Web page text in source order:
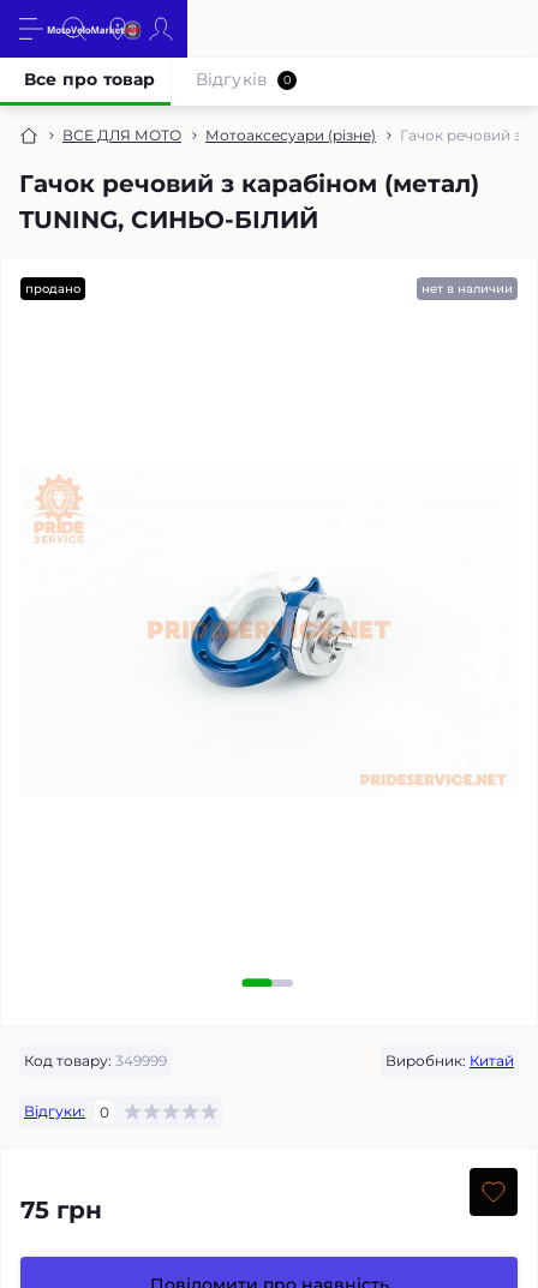
ВСЕ ДЛЯ МОТО Мотоаксесуари (різне) Гачок речовий з
Гачок речовий з карабіном (метал)
TUNING, СИНЬО-БІЛИЙ
Все про товар Відгуків 0
продано нет в наличии
Код товару: 349999 Виробник: Китай
Відгуки: 0
75 грн